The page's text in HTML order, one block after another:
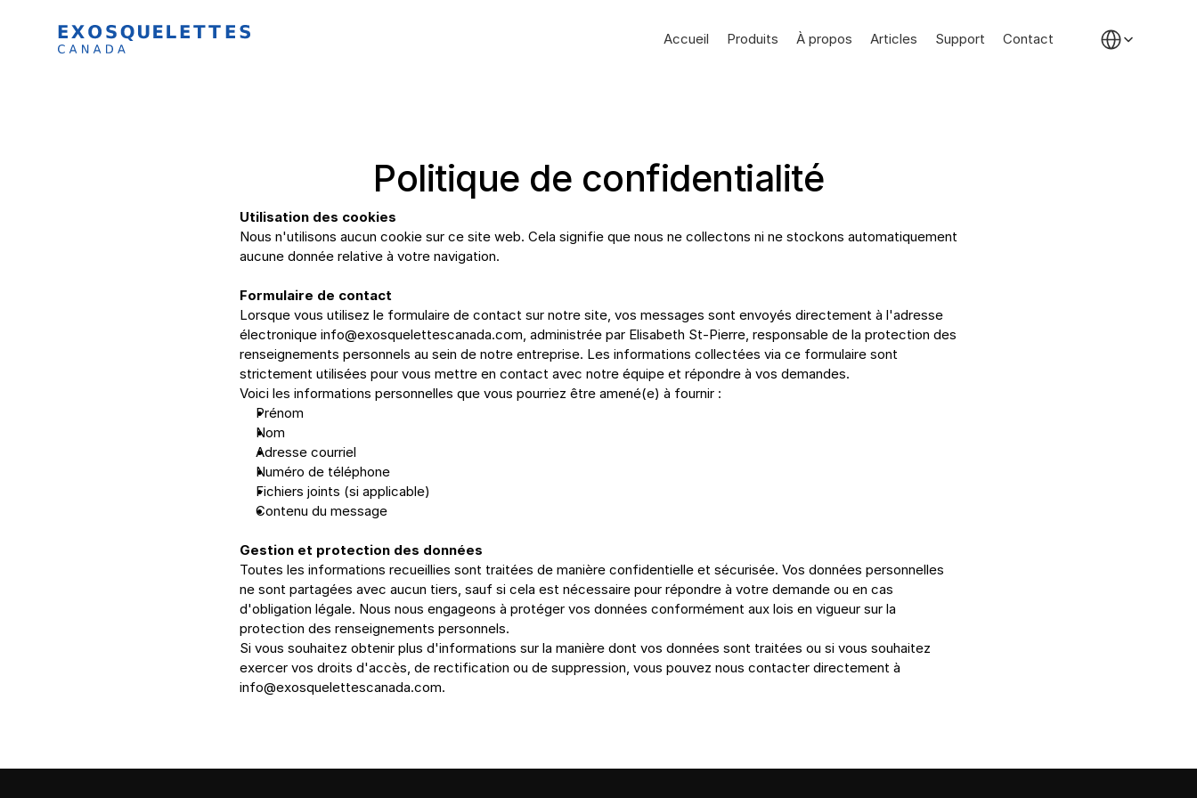
Accueil Produits À propos Articles Support Contact
Politique de confidentialité
Utilisation des cookies
Nous n'utilisons aucun cookie sur ce site web. Cela signifie que nous ne collectons ni ne stockons automatiquement
aucune donnée relative à votre navigation.
Formulaire de contact
Lorsque vous utilisez le formulaire de contact sur notre site, vos messages sont envoyés directement à l'adresse
électronique info@exosquelettescanada.com, administrée par Elisabeth St-Pierre, responsable de la protection des
renseignements personnels au sein de notre entreprise. Les informations collectées via ce formulaire sont
strictement utilisées pour vous mettre en contact avec notre équipe et répondre à vos demandes.
Voici les informations personnelles que vous pourriez être amené(e) à fournir :
Prénom
Nom
Adresse courriel
Numéro de téléphone
Fichiers joints (si applicable)
Contenu du message
Gestion et protection des données
Toutes les informations recueillies sont traitées de manière confidentielle et sécurisée. Vos données personnelles
ne sont partagées avec aucun tiers, sauf si cela est nécessaire pour répondre à votre demande ou en cas
d'obligation légale. Nous nous engageons à protéger vos données conformément aux lois en vigueur sur la
protection des renseignements personnels.
Si vous souhaitez obtenir plus d'informations sur la manière dont vos données sont traitées ou si vous souhaitez
info@exosquelettescanada.com.